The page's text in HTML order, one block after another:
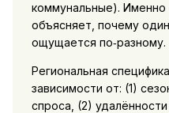
коммунальные). Именно
объясняет, почему
ощущается по‑разному.
Региональная
зависимости от: (1)
спроса, (2)